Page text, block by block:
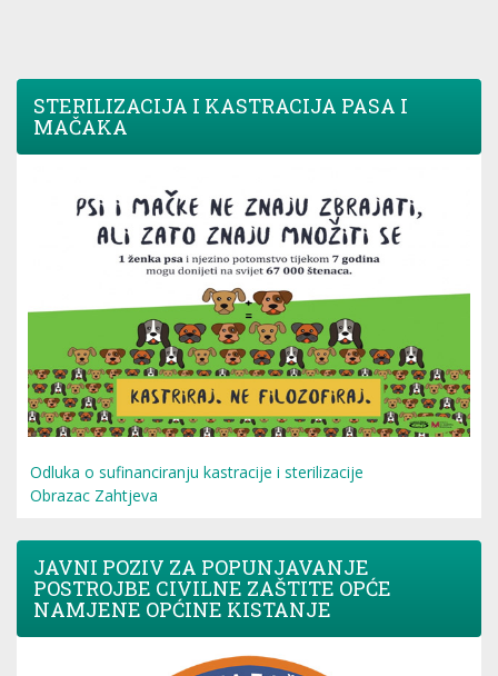
STERILIZACIJA I KASTRACIJA PASA I
MAČAKA
Odluka o sufinanciranju kastracije i sterilizacije
Obrazac Zahtjeva
JAVNI POZIV ZA POPUNJAVANJE
POSTROJBE CIVILNE ZAŠTITE OPĆE
NAMJENE OPĆINE KISTANJE